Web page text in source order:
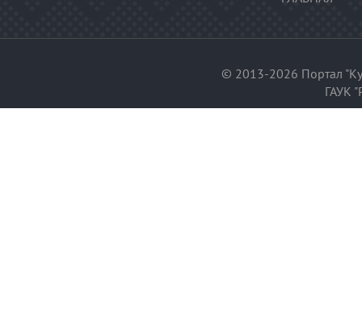
© 2013-2026 Портал
ГАУК